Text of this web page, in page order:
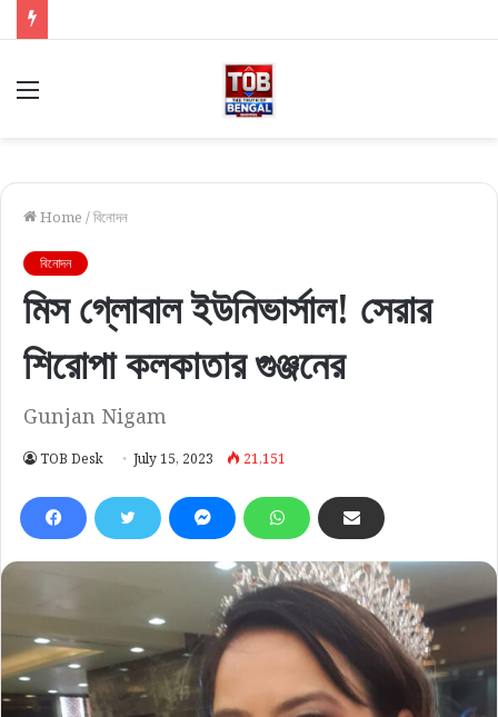
Menu
Home /বিনোদন
বিনোদন
মিস গ্লোবাল ইউনিভার্সাল! সেরার
শিরোপা কলকাতার গুঞ্জনের
Gunjan Nigam
TOB Desk July 15, 2023 21,151